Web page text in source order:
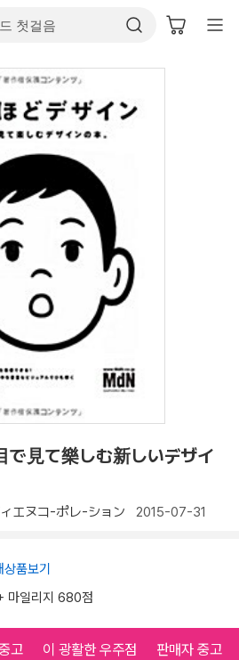
で見て樂しむ新しいデザイ
エヌコ-ポレ-ション 2015-07-31
상품보기
마일리지 680점
고 이 광활한 우주점 판매자 중고